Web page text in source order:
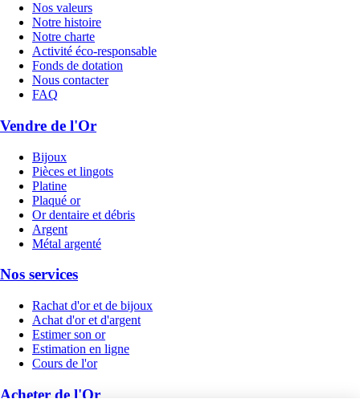
Nos valeurs
Notre histoire
Notre charte
Activité éco-responsable
Fonds de dotation
Nous contacter
FAQ
Vendre de l'Or
Bijoux
Pièces et lingots
Platine
Plaqué or
Or dentaire et débris
Argent
Métal argenté
Nos services
Rachat d'or et de bijoux
Achat d'or et d'argent
Estimer son or
Estimation en ligne
Cours de l'or
Acheter de l'Or